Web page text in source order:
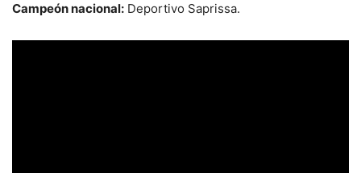
Campeón nacional: Deportivo Saprissa.